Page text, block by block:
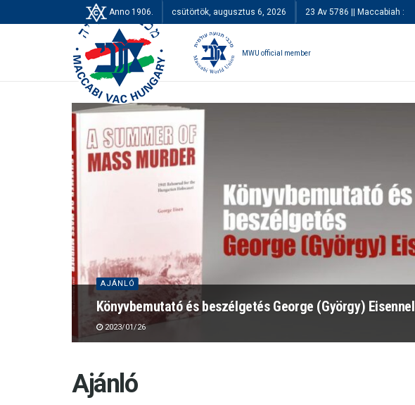
Anno 1906. csütörtök, augusztus 6, 2026 23 Av 5786 || Maccabiah :
MWU official member
AJÁNLÓ
Könyvbemutató és beszélgetés George (György) Eisennel
2023/01/26
Ajánló